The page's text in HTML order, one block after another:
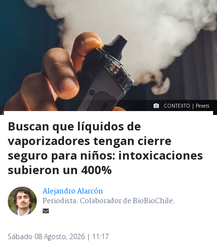
CONTEXTO | Pexels
Buscan que líquidos de
vaporizadores tengan cierre
seguro para niños: intoxicaciones
subieron un 400%
Alejandro Alarcón
Periodista. Colaborador de BioBioChile.
Sábado 08 Agosto, 2026 | 11:17